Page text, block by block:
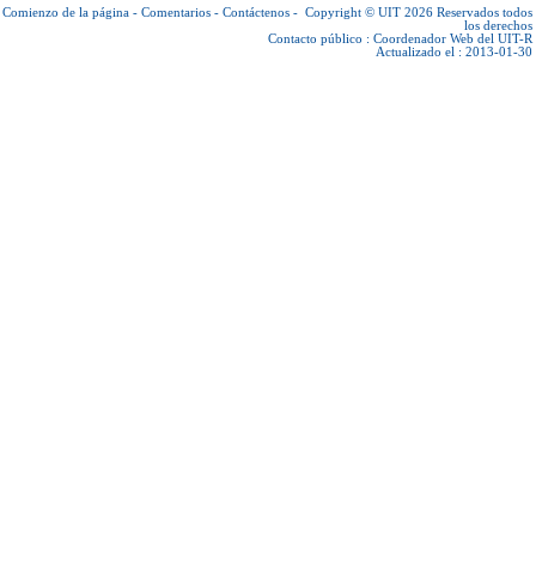
Comienzo de la página - Comentarios - Contáctenos - Copyright © UIT 2026 Reservados todos
los derechos
Contacto público : Coordenador Web del UIT-R
Actualizado el : 2013-01-30